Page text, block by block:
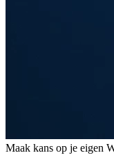
Maak kans op je eigen